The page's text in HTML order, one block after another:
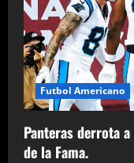
Futbol Americano
Panteras derrota
de la Fama.